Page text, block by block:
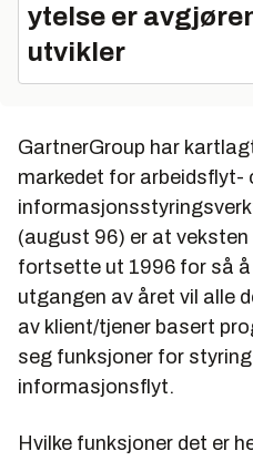
ytelse er
utvikler
GartnerGroup har
markedet for arbeidsflyt-
(august 96) er at
fortsette ut 1996 for så å
utgangen av året vil alle
av klient/tjener basert
seg funksjoner for
informasjonsflyt.
Hvilke funksjoner det er